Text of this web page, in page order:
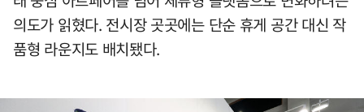
의도가 읽혔다. 전시장 곳곳에는 단순 휴게 공간 대신 작
품형 라운지도 배치됐다.